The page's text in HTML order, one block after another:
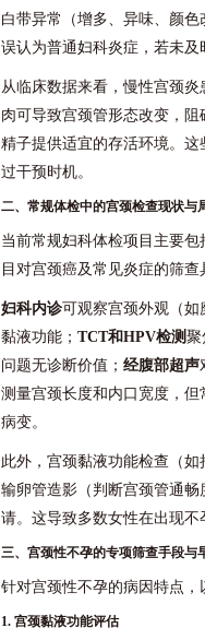
白带异常（增多、异味、颜
误认为普通妇科炎症，若未及
从临床数据来看，慢性宫颈
肉可导致宫颈管形态改变，
精子提供适宜的存活环境。
过干预时机。
二、常规体检中的宫颈检查现状与
当前常规妇科体检项目主要
目对宫颈癌及常见炎症的筛
妇科内诊可观察宫颈外观（如
黏液功能； TCT和HPV检测聚
问题无诊断价值； 经腹部超声
测量宫颈长度和内口宽度，
病变。
此外，宫颈黏液功能检查（
输卵管造影（判断宫颈管通
请。这导致多数女性在出现不
三、宫颈性不孕的专项筛查手段与
针对宫颈性不孕的病因特点，
1. 宫颈黏液功能评估